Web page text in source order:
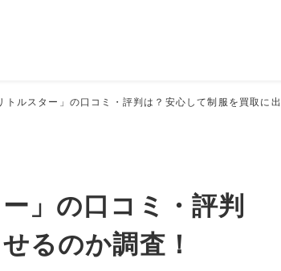
トルスター」の口コミ・評判は？安心して制服を買取に
」の口コミ・評判
るのか調査！